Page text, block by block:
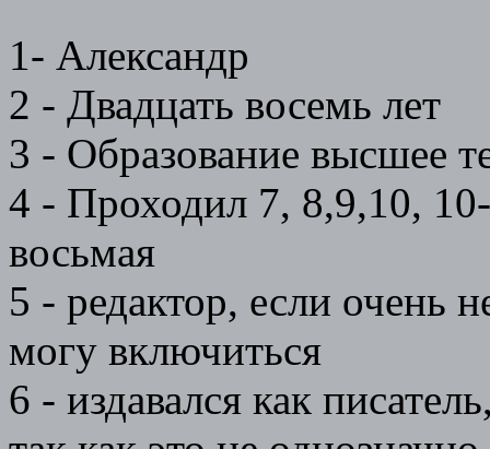
1- Александр
2 - Двадцать восемь лет
3 - Образование высшее
4 - Проходил 7, 8,9,10,
восьмая
5 - редактор, если очень
могу включиться
6 - издавался как